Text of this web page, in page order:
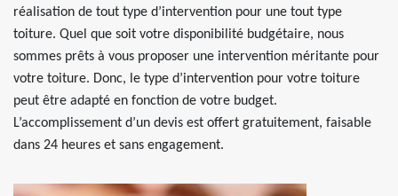
réalisation de tout type d’intervention pour une tout type
toiture. Quel que soit votre disponibilité budgétaire, nous
sommes prêts à vous proposer une intervention méritante pour
votre toiture. Donc, le type d’intervention pour votre toiture
peut être adapté en fonction de votre budget.
L’accomplissement d’un devis est offert gratuitement, faisable
dans 24 heures et sans engagement.